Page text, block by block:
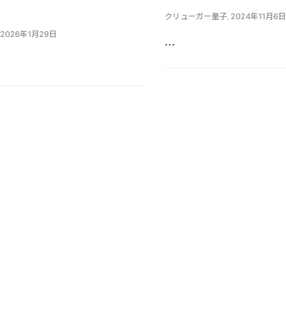
2026年1月29日
クリューガー量子 2024年11月6日
...